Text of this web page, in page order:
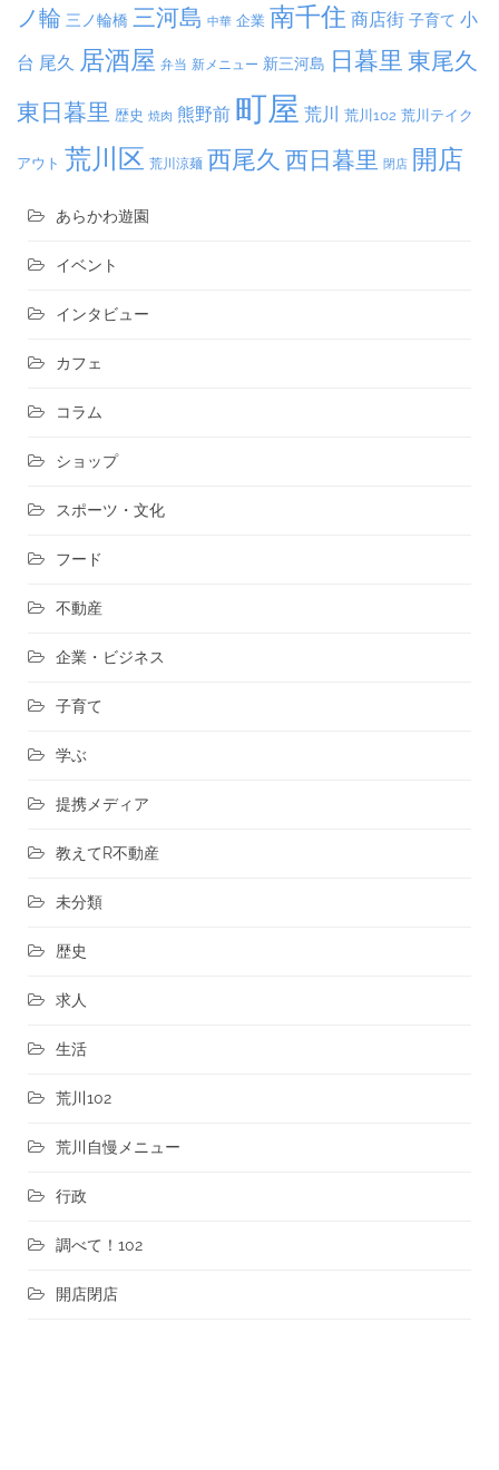
ノ輪 三ノ輪橋 三河島 中華 企業 南千住 商店街 子育て 小
台 尾久 居酒屋 弁当 新メニュー 新三河島 日暮里 東尾久
東日暮里 歴史 焼肉 熊野前 町屋 荒川 荒川102 荒川テイク
アウト 荒川区 荒川涼麺 西尾久 西日暮里 閉店 開店
あらかわ遊園
イベント
インタビュー
カフェ
コラム
ショップ
スポーツ・文化
フード
不動産
企業・ビジネス
子育て
学ぶ
提携メディア
教えてR不動産
未分類
歴史
求人
生活
荒川102
荒川自慢メニュー
行政
調べて！102
開店閉店